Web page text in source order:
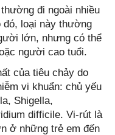
đi ngoài nhiều
loại này thường
lớn, nhưng có thể
người cao tuổi.
của tiêu chảy do
vi khuẩn: chủ yếu
Shigella,
difficile. Vi-rút là
ở những trẻ em đến